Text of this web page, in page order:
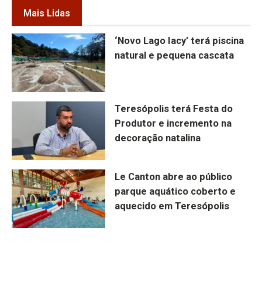
Mais Lidas
‘Novo Lago Iacy’ terá piscina
natural e pequena cascata
Teresópolis terá Festa do
Produtor e incremento na
decoração natalina
Le Canton abre ao público
parque aquático coberto e
aquecido em Teresópolis